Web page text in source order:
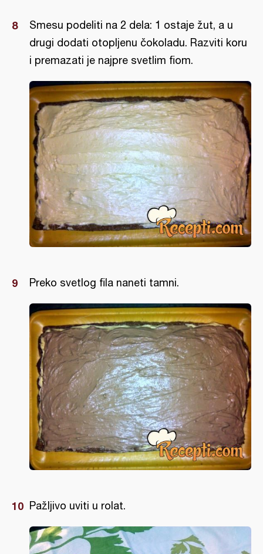
Smesu podeliti na 2 dela: 1 ostaje žut, a u
drugi dodati otopljenu čokoladu. Razviti koru
i premazati je najpre svetlim fiom.
Preko svetlog fila naneti tamni.
Pažljivo uviti u rolat.